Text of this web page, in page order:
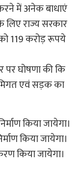
में अनेक बाधाएं
राज्य सरकार
119 करोड़ रूपये
पर घोषणा की कि
एवं सड़क का
किया जायेगा।
किया जायेगा।
किया जायेगा।